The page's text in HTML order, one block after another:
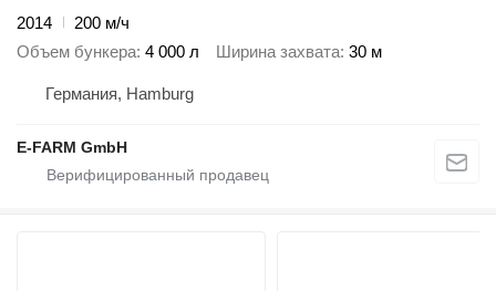
2014
200 м/ч
Объем бункера 4 000 л Ширина захвата 30 м
Германия, Hamburg
E-FARM GmbH